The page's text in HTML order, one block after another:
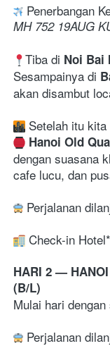
Penerbangan
MH 752 19AUG
Tiba di Noi Bai
Sesampainya di
akan disambut
Setelah itu
Hanoi Old
dengan suasana
cafe lucu, dan
Perjalanan
Check-in
HARI 2 —
(B/L)
Mulai hari
Perjalanan